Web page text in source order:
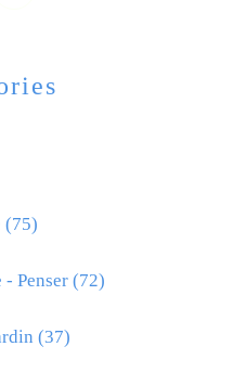
(75)
Penser (72)
(37)